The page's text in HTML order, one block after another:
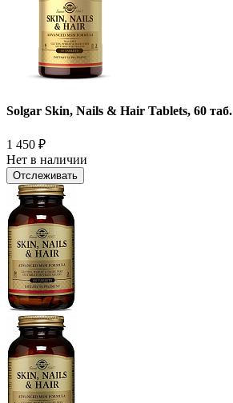
Solgar Skin, Nails & Hair Tablets, 60 таб.
1 450 ₽
Нет в наличии
Отслеживать